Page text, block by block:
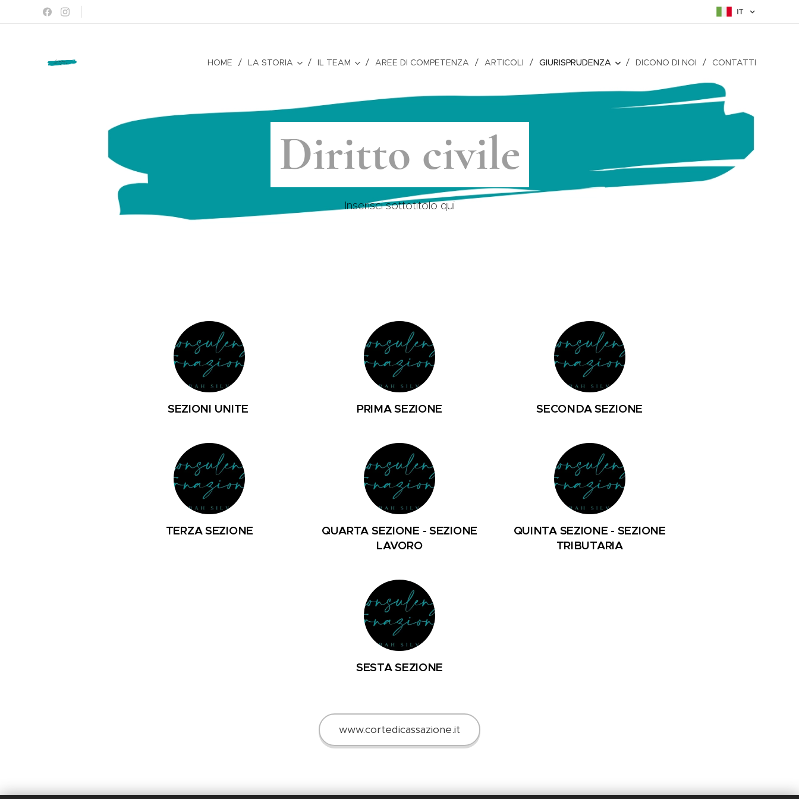
IT
HOME LA STORIA IL TEAM AREE DI COMPETENZA ARTICOLI GIURISPRUDENZA DICONO DI NOI CONTATTI
Diritto civile
Inserisci sottotitolo qui
SEZIONI UNITE PRIMA SEZIONE SECONDA SEZIONE
TERZA SEZIONE
QUARTA SEZIONE - SEZIONE
LAVORO
QUINTA SEZIONE - SEZIONE
TRIBUTARIA
SESTA SEZIONE
www.cortedicassazione.it